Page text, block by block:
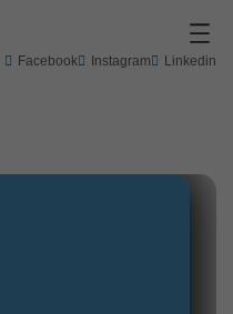
Facebook Instagram Linkedin